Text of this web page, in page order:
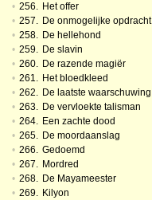
• 256. Het offer
• 257. De onmogelijke opdracht
• 258. De hellehond
• 259. De slavin
• 260. De razende magiër
• 261. Het bloedkleed
• 262. De laatste waarschuwing
• 263. De vervloekte talisman
• 264. Een zachte dood
• 265. De moordaanslag
• 266. Gedoemd
• 267. Mordred
• 268. De Mayameester
• 269. Kilyon